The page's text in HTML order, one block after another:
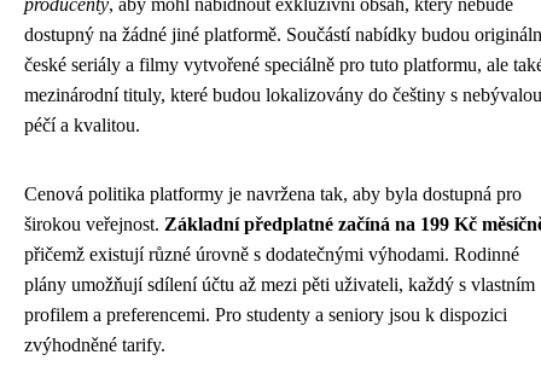
producenty, aby mohl nabídnout exkluzivní obsah, který nebude
dostupný na žádné jiné platformě. Součástí nabídky budou
české seriály a filmy vytvořené speciálně pro tuto platformu, ale
mezinárodní tituly, které budou lokalizovány do češtiny s nebývalou
péčí a kvalitou.
Cenová politika platformy je navržena tak, aby byla dostupná pro
širokou veřejnost. Základní předplatné začíná na 199 Kč
přičemž existují různé úrovně s dodatečnými výhodami. Rodinné
plány umožňují sdílení účtu až mezi pěti uživateli, každý s vlastním
profilem a preferencemi. Pro studenty a seniory jsou k dispozici
zvýhodněné tarify.